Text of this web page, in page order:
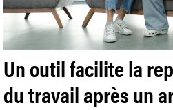
Un outil facilite la
du travail après un